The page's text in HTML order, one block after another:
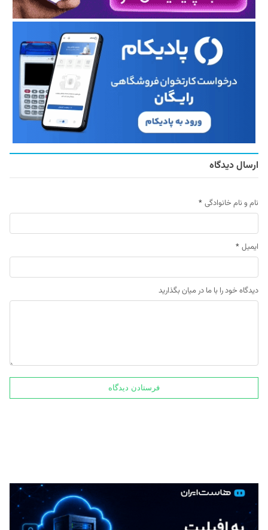
ارسال دیدگاه
نام و نام خانوادگی *
ایمیل *
دیدگاه خود را با ما در میان بگذارید